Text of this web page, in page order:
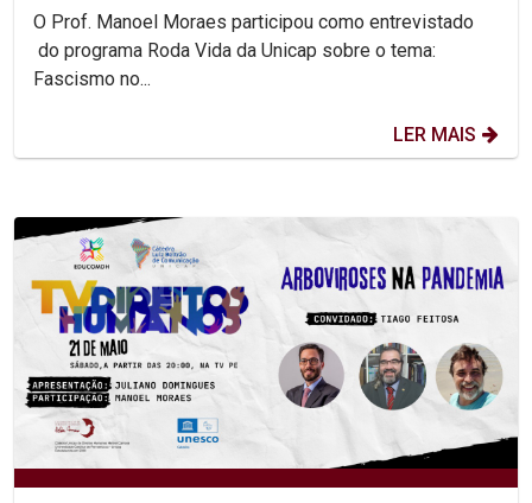
O Prof. Manoel Moraes participou como entrevistado
do programa Roda Vida da Unicap sobre o tema:
Fascismo no...
LER MAIS